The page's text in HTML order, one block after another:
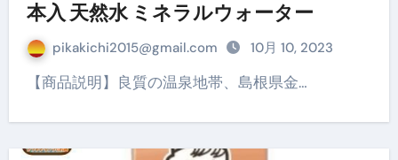
本入 天然水 ミネラルウォーター
pikakichi2015@gmail.com 10月 10, 2023
【商品説明】良質の温泉地帯、島根県金…